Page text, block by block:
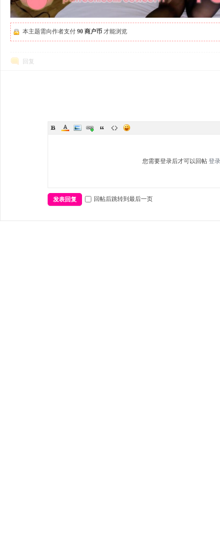
本主题需向作者支付 90 商户币 才能浏览
回复
您需要登录后才可以回帖 登录
发表回复 回帖后跳转到最后一页